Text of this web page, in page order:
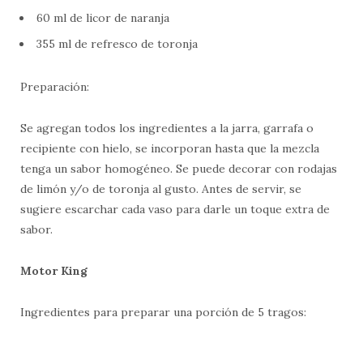
60 ml de licor de naranja
355 ml de refresco de toronja
Preparación:
Se agregan todos los ingredientes a la jarra, garrafa o
recipiente con hielo, se incorporan hasta que la mezcla
tenga un sabor homogéneo. Se puede decorar con rodajas
de limón y/o de toronja al gusto. Antes de servir, se
sugiere escarchar cada vaso para darle un toque extra de
sabor.
Motor King
Ingredientes para preparar una porción de 5 tragos: